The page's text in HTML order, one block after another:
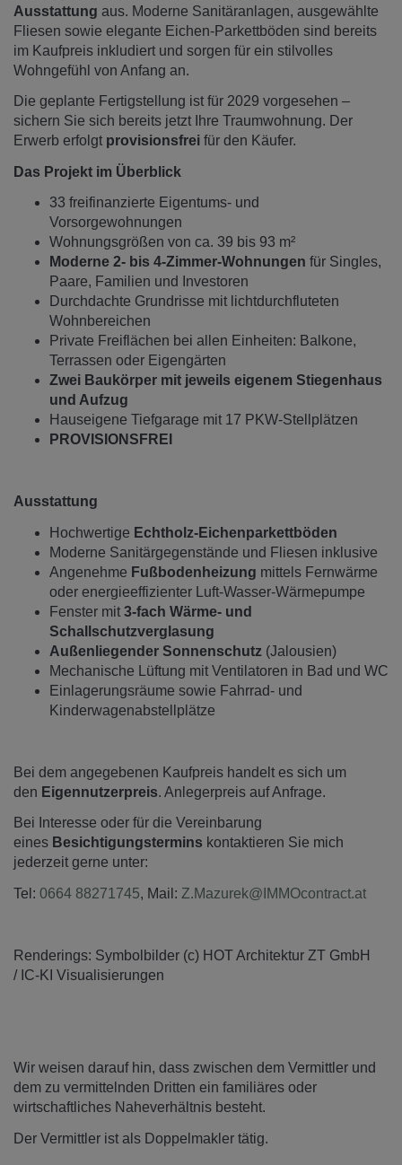
Ausstattung aus. Moderne Sanitäranlagen, ausgewählte
Fliesen sowie elegante Eichen-Parkettböden sind bereits
im Kaufpreis inkludiert und sorgen für ein stilvolles
Wohngefühl von Anfang an.
Die geplante Fertigstellung ist für 2029 vorgesehen –
sichern Sie sich bereits jetzt Ihre Traumwohnung. Der
Erwerb erfolgt provisionsfrei für den Käufer.
Das Projekt im Überblick
33 freifinanzierte Eigentums- und
Vorsorgewohnungen
Wohnungsgrößen von ca. 39 bis 93 m²
Moderne 2- bis 4-Zimmer-Wohnungen für Singles,
Paare, Familien und Investoren
Durchdachte Grundrisse mit lichtdurchfluteten
Wohnbereichen
Private Freiflächen bei allen Einheiten: Balkone,
Terrassen oder Eigengärten
Zwei Baukörper mit jeweils eigenem Stiegenhaus
und Aufzug
Hauseigene Tiefgarage mit 17 PKW-Stellplätzen
PROVISIONSFREI
Ausstattung
Hochwertige Echtholz-Eichenparkettböden
Moderne Sanitärgegenstände und Fliesen inklusive
Angenehme Fußbodenheizung mittels Fernwärme
oder energieeffizienter Luft-Wasser-Wärmepumpe
Fenster mit 3-fach Wärme- und
Schallschutzverglasung
Außenliegender Sonnenschutz (Jalousien)
Mechanische Lüftung mit Ventilatoren in Bad und WC
Einlagerungsräume sowie Fahrrad- und
Kinderwagenabstellplätze
Bei dem angegebenen Kaufpreis handelt es sich um
den Eigennutzerpreis. Anlegerpreis auf Anfrage.
Bei Interesse oder für die Vereinbarung
eines Besichtigungstermins kontaktieren Sie mich
jederzeit gerne unter:
Tel: 0664 88271745, Mail: Z.Mazurek@IMMOcontract.at
Renderings: Symbolbilder (c) HOT Architektur ZT GmbH
/ IC-KI Visualisierungen
Wir weisen darauf hin, dass zwischen dem Vermittler und
dem zu vermittelnden Dritten ein familiäres oder
wirtschaftliches Naheverhältnis besteht.
Der Vermittler ist als Doppelmakler tätig.